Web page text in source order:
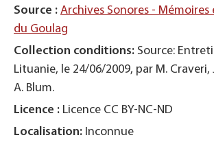
Source : Archives Sonores - Mémoires
du Goulag
Collection conditions: Source:
Lituanie, le 24/06/2009, par M. Craveri,
A. Blum.
Licence : Licence CC BY-NC-ND
Localisation: Inconnue